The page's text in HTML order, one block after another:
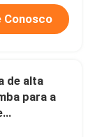
Conosco
de alta
para a